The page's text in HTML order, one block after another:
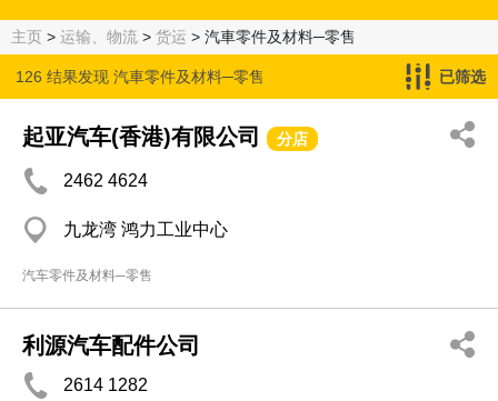
主页 > 运输、物流 > 货运 > 汽車零件及材料─零售
126 结果发现 汽車零件及材料─零售 已筛选
起亚汽车(香港)有限公司 分店
2462 4624
九龙湾 鸿力工业中心
汽车零件及材料─零售
利源汽车配件公司
2614 1282